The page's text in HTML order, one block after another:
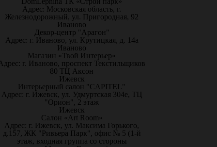
Адрес: Московская область, г.
Железнодорожный, ул. Пригородная, 92
Иваново
Декор-центр "Арагон"
Адрес: г. Иваново, ул. Крутицкая, д. 14а
Иваново
Магазин «Твой Интерьер»
г. Иваново, проспект Текстильщиков
80 ТЦ Аксон
Ижевск
Интерьерный салон "CAPITEL"
Адрес: г. Ижевск, ул. Удмуртская 304е, ТЦ
"Орион", 2 этаж
Ижевск
Салон «Art Room»
Адрес: г. Ижевск, ул. Максима Горького,
д.157, ЖК "Ривьера Парк", офис № 5 (1-й
этаж, входная группа со стороны